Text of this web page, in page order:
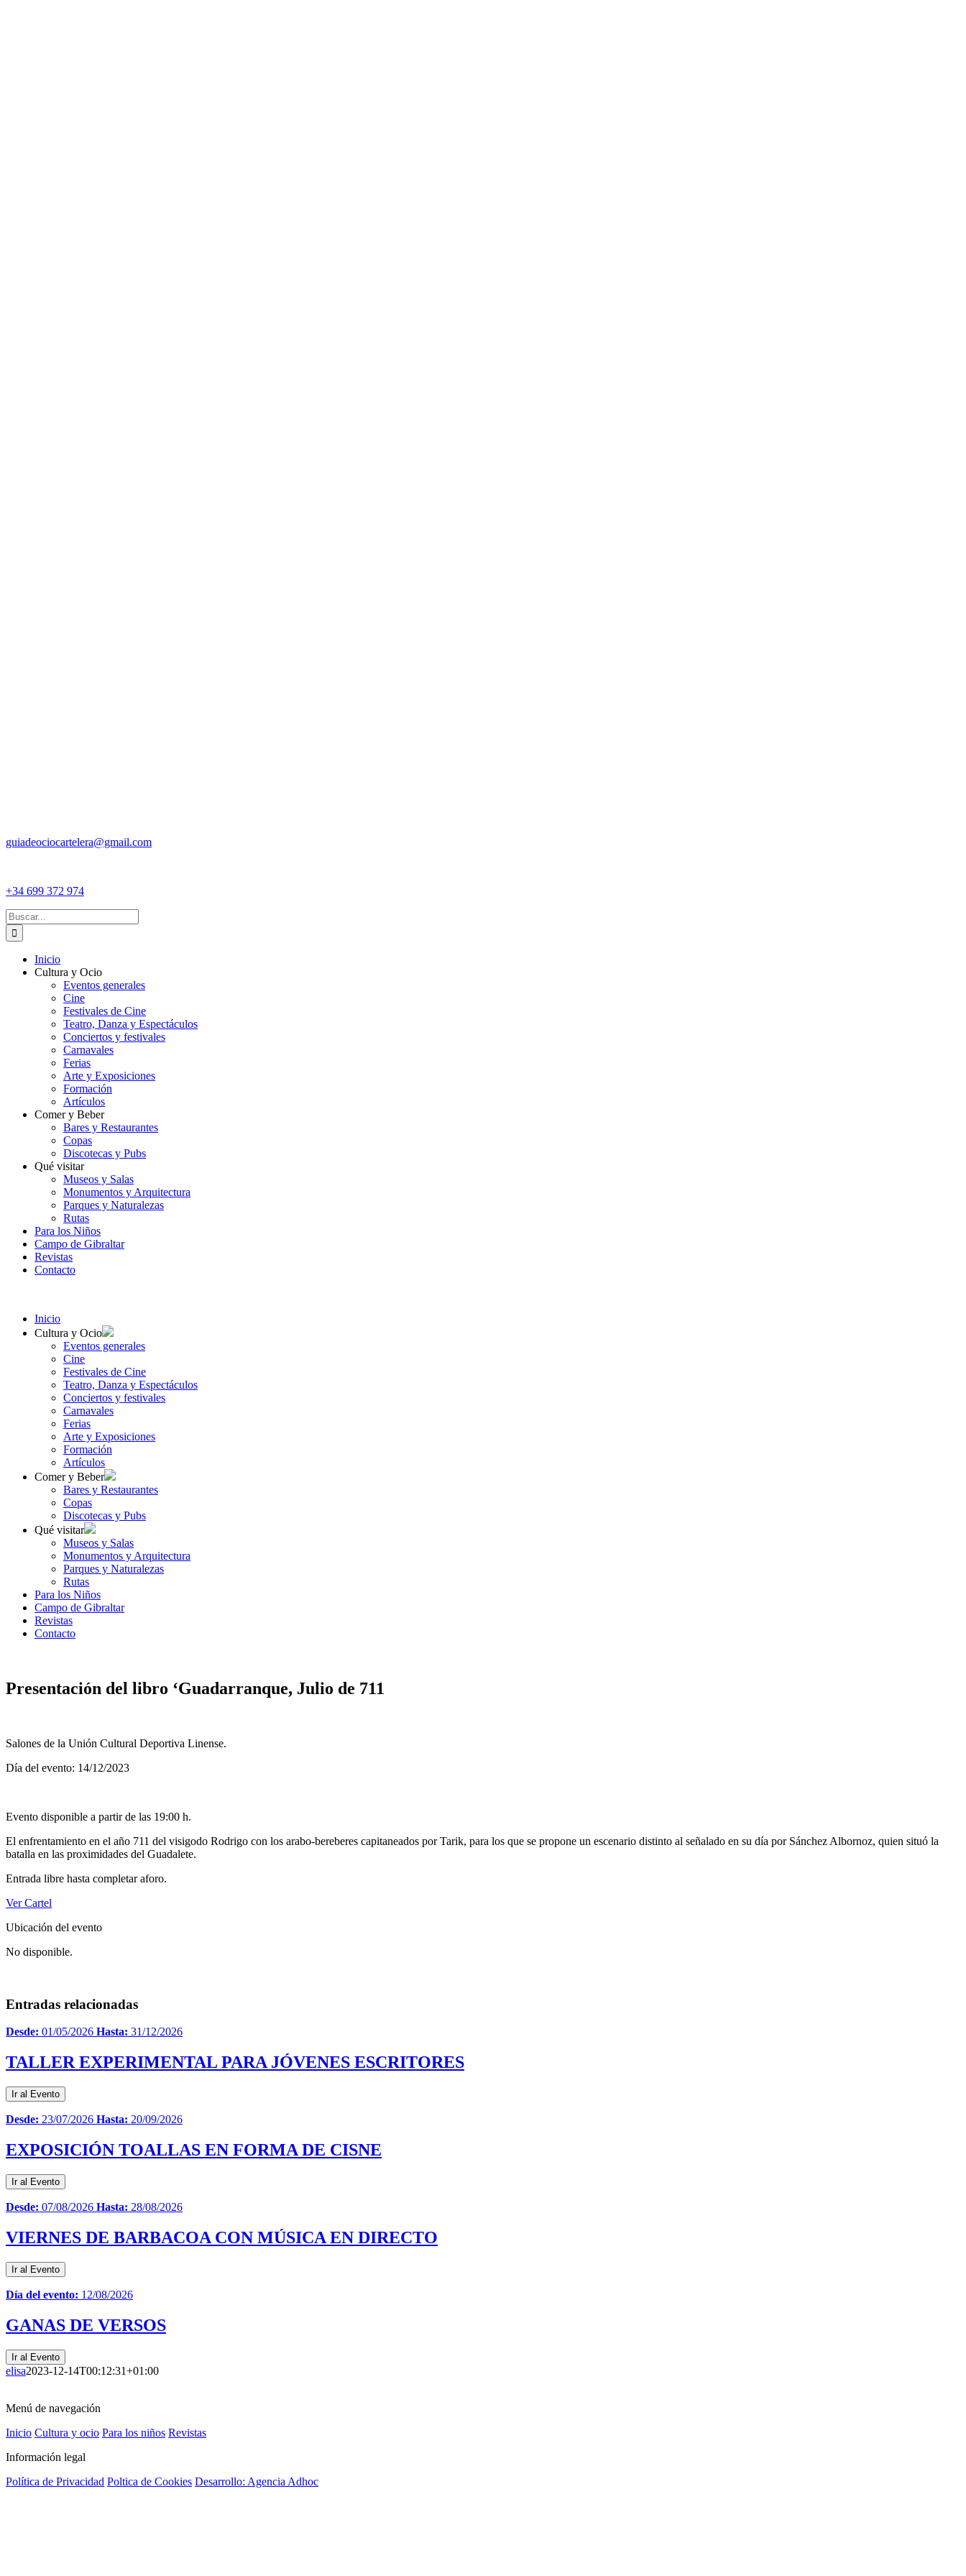
guiadeociocartelera@gmail.com
+34 699 372 974
Buscar:
Inicio
Cultura y Ocio
Eventos generales
Cine
Festivales de Cine
Teatro, Danza y Espectáculos
Conciertos y festivales
Carnavales
Ferias
Arte y Exposiciones
Formación
Artículos
Comer y Beber
Bares y Restaurantes
Copas
Discotecas y Pubs
Qué visitar
Museos y Salas
Monumentos y Arquitectura
Parques y Naturalezas
Rutas
Para los Niños
Campo de Gibraltar
Revistas
Contacto
Inicio
Cultura y Ocio
Eventos generales
Cine
Festivales de Cine
Teatro, Danza y Espectáculos
Conciertos y festivales
Carnavales
Ferias
Arte y Exposiciones
Formación
Artículos
Comer y Beber
Bares y Restaurantes
Copas
Discotecas y Pubs
Qué visitar
Museos y Salas
Monumentos y Arquitectura
Parques y Naturalezas
Rutas
Para los Niños
Campo de Gibraltar
Revistas
Contacto
Presentación del libro ‘Guadarranque, Julio de 711
Salones de la Unión Cultural Deportiva Linense.
Día del evento: 14/12/2023
Evento disponible a partir de las 19:00 h.
El enfrentamiento en el año 711 del visigodo Rodrigo con los arabo-bereberes capitaneados por Tarik, para los que se propone un escenario distinto al señalado en su día por Sánchez Albornoz, quien situó la
batalla en las proximidades del Guadalete.
Entrada libre hasta completar aforo.
Ver Cartel
Ubicación del evento
No disponible.
Entradas relacionadas
Desde: 01/05/2026 Hasta: 31/12/2026
TALLER EXPERIMENTAL PARA JÓVENES ESCRITORES
Ir al Evento
Desde: 23/07/2026 Hasta: 20/09/2026
EXPOSICIÓN TOALLAS EN FORMA DE CISNE
Ir al Evento
Desde: 07/08/2026 Hasta: 28/08/2026
VIERNES DE BARBACOA CON MÚSICA EN DIRECTO
Ir al Evento
Día del evento: 12/08/2026
GANAS DE VERSOS
Ir al Evento
elisa2023-12-14T00:12:31+01:00
Menú de navegación
Inicio Cultura y ocio Para los niños Revistas
Información legal
Política de Privacidad Poltica de Cookies Desarrollo: Agencia Adhoc